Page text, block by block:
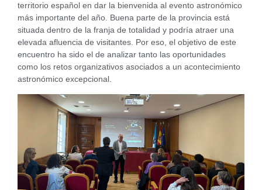
territorio español en dar la bienvenida al evento astronómico
más importante del año. Buena parte de la provincia está
situada dentro de la franja de totalidad y podría atraer una
elevada afluencia de visitantes. Por eso, el objetivo de este
encuentro ha sido el de analizar tanto las oportunidades
como los retos organizativos asociados a un acontecimiento
astronómico excepcional.